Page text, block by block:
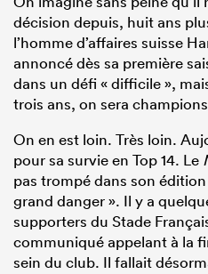
décision depuis, huit ans
l’homme d’affaires suisse
annoncé dès sa première
dans un défi « difficile »,
trois ans, on sera
On en est loin. Très loin.
pour sa survie en Top 14. Le
pas trompé dans son édition
grand danger ». Il y a
supporters du Stade
communiqué appelant à la
sein du club. Il fallait